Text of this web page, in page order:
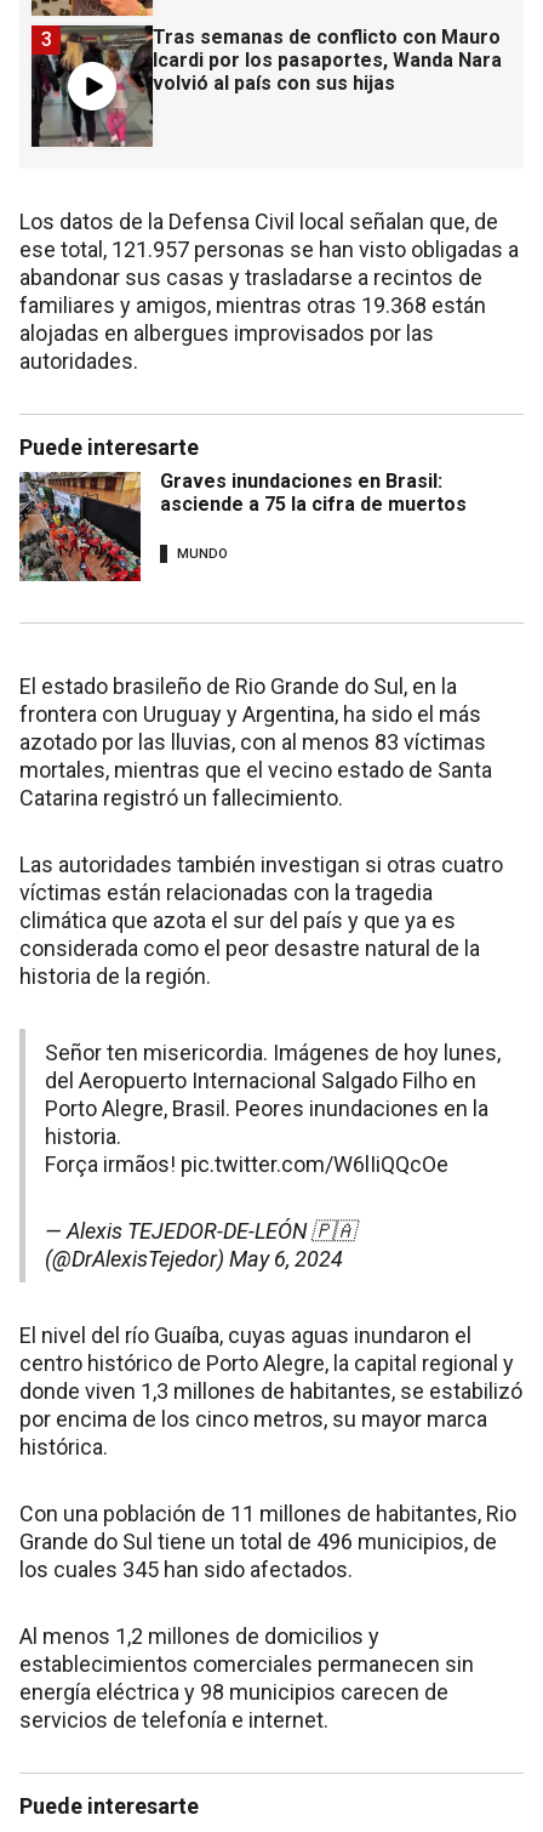
Tras semanas de conflicto con Mauro
Icardi por los pasaportes, Wanda Nara
volvió al país con sus hijas
3
Los datos de la Defensa Civil local señalan que, de
ese total, 121.957 personas se han visto obligadas a
abandonar sus casas y trasladarse a recintos de
familiares y amigos, mientras otras 19.368 están
alojadas en albergues improvisados por las
autoridades.
Puede interesarte
Graves inundaciones en Brasil:
asciende a 75 la cifra de muertos
MUNDO
El estado brasileño de Rio Grande do Sul, en la
frontera con Uruguay y Argentina, ha sido el más
azotado por las lluvias, con al menos 83 víctimas
mortales, mientras que el vecino estado de Santa
Catarina registró un fallecimiento.
Las autoridades también investigan si otras cuatro
víctimas están relacionadas con la tragedia
climática que azota el sur del país y que ya es
considerada como el peor desastre natural de la
historia de la región.
Señor ten misericordia. Imágenes de hoy lunes,
del Aeropuerto Internacional Salgado Filho en
Porto Alegre, Brasil. Peores inundaciones en la
historia.
Força irmãos! pic.twitter.com/W6lIiQQcOe
— Alexis TEJEDOR-DE-LEÓN 🇵🇦
(@DrAlexisTejedor) May 6, 2024
El nivel del río Guaíba, cuyas aguas inundaron el
centro histórico de Porto Alegre, la capital regional y
donde viven 1,3 millones de habitantes, se estabilizó
por encima de los cinco metros, su mayor marca
histórica.
Con una población de 11 millones de habitantes, Rio
Grande do Sul tiene un total de 496 municipios, de
los cuales 345 han sido afectados.
Al menos 1,2 millones de domicilios y
establecimientos comerciales permanecen sin
energía eléctrica y 98 municipios carecen de
servicios de telefonía e internet.
Puede interesarte